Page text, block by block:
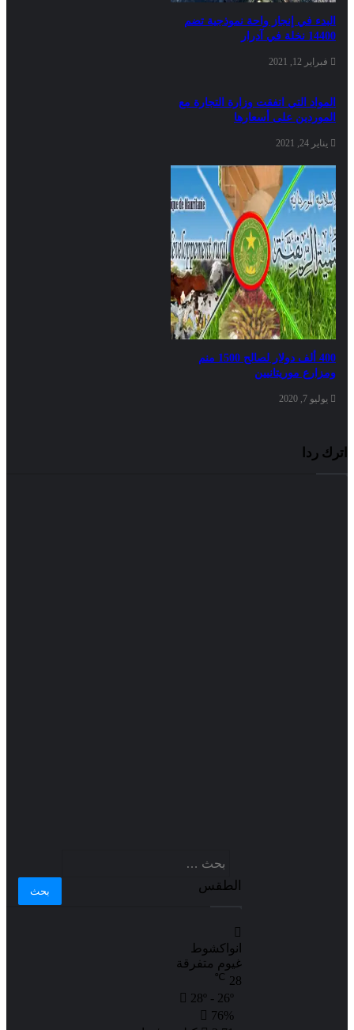
البدء في إنجاز واحة نموذجية تضم
14400 نخلة في آدرار
فبراير 12, 2021
المواد التي اتفقت وزارة التجارة مع
الموردين على أسعارها
يناير 24, 2021
400 ألف دولار لصالح 1500 منم
ومزارع موريتانيين
يوليو 7, 2020
اترك ردا
الطقس
انواكشوط
غيوم متفرقة
28
℃
28º - 26º
76%